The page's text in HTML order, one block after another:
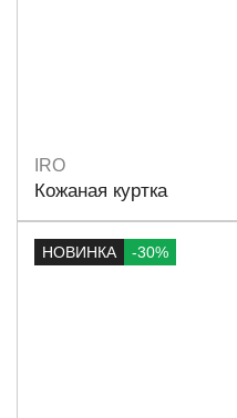
Размеры
IRO
Кожаная куртка
НОВИНКА -30%